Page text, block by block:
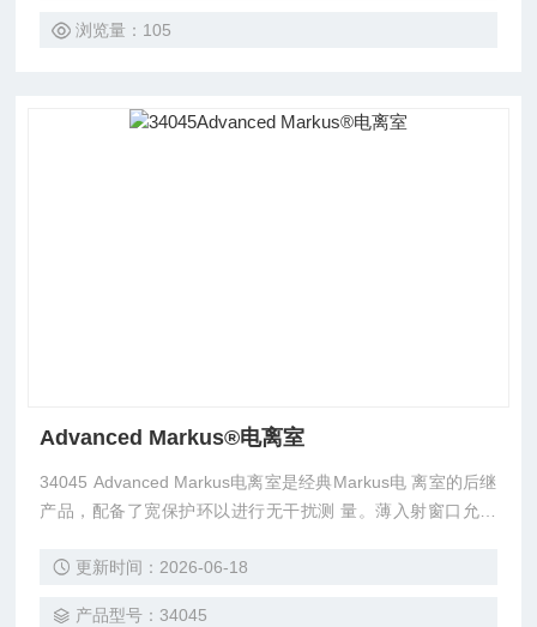
浏览量：105
Advanced Markus®电离室
34045 Advanced Markus电离室是经典Markus电 离室的后继
产品，配备了宽保护环以进行无干扰测 量。薄入射窗口允许
体中测量时防水。
更新时间：2026-06-18
产品型号：34045